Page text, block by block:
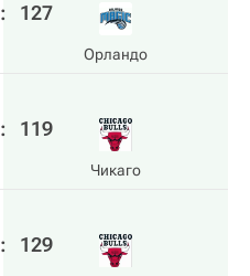
: 127
Орландо
: 119
Чикаго
: 129